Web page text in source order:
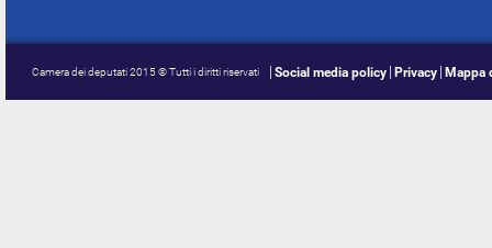
Camera dei deputati 2015 © Tutti i diritti riservati Social media policy Privacy Mappa